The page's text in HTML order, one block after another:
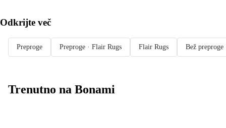
Odkrijte več
Preproge Preproge · Flair Rugs Flair Rugs Bež preproge
Trenutno na Bonami